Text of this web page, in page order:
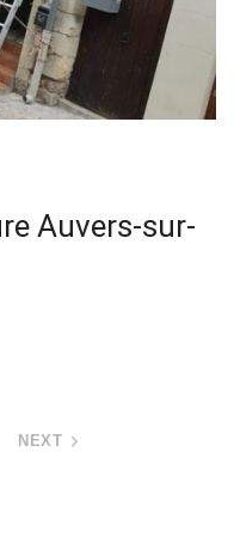
Auvers-sur-
NEXT